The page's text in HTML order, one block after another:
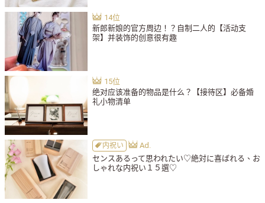
新郎新娘的官方周边！？自制二人的【活动支
架】并装饰的创意很有趣
绝对应该准备的物品是什么？【接待区】必备婚
礼小物清单
内祝い
センスあるって思われたい♡絶対に喜ばれる、お
しゃれな内祝い１５選♡